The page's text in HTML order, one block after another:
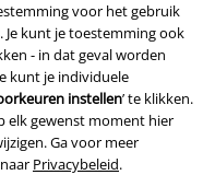
voor het gebruik
kunt je toestemming ook
- in dat geval worden
kunt je individuele
instellen’ te klikken.
elk gewenst moment hier
Ga voor meer
Privacybeleid.